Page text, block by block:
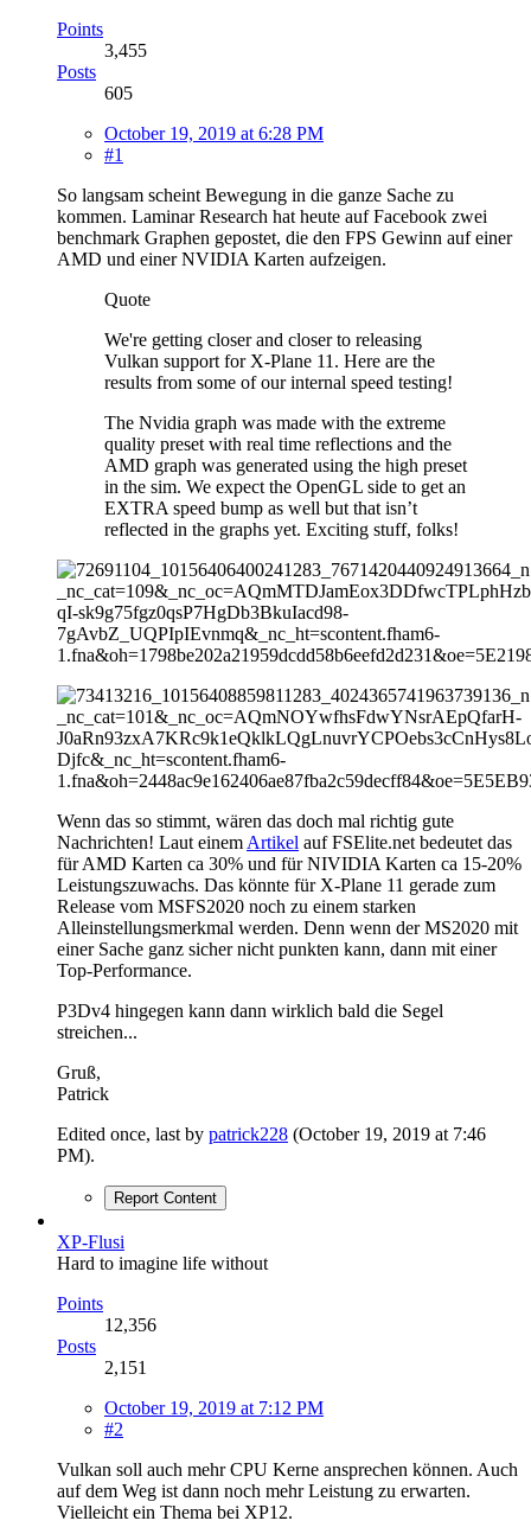
Points
3,455
Posts
605
October 19, 2019 at 6:28 PM
#1
So langsam scheint Bewegung in die ganze Sache zu
kommen. Laminar Research hat heute auf Facebook zwei
benchmark Graphen gepostet, die den FPS Gewinn auf einer
AMD und einer NVIDIA Karten aufzeigen.
Quote
We're getting closer and closer to releasing
Vulkan support for X-Plane 11. Here are the
results from some of our internal speed testing!
The Nvidia graph was made with the extreme
quality preset with real time reflections and the
AMD graph was generated using the high preset
in the sim. We expect the OpenGL side to get an
EXTRA speed bump as well but that isn’t
reflected in the graphs yet. Exciting stuff, folks!
Wenn das so stimmt, wären das doch mal richtig gute
Nachrichten! Laut einem Artikel auf FSElite.net bedeutet das
für AMD Karten ca 30% und für NIVIDIA Karten ca 15-20%
Leistungszuwachs. Das könnte für X-Plane 11 gerade zum
Release vom MSFS2020 noch zu einem starken
Alleinstellungsmerkmal werden. Denn wenn der MS2020 mit
einer Sache ganz sicher nicht punkten kann, dann mit einer
Top-Performance.
P3Dv4 hingegen kann dann wirklich bald die Segel
streichen...
Gruß,
Patrick
Edited once, last by patrick228 (October 19, 2019 at 7:46
PM).
Report Content
XP-Flusi
Hard to imagine life without
Points
12,356
Posts
2,151
October 19, 2019 at 7:12 PM
#2
Vulkan soll auch mehr CPU Kerne ansprechen können. Auch
auf dem Weg ist dann noch mehr Leistung zu erwarten.
Vielleicht ein Thema bei XP12.